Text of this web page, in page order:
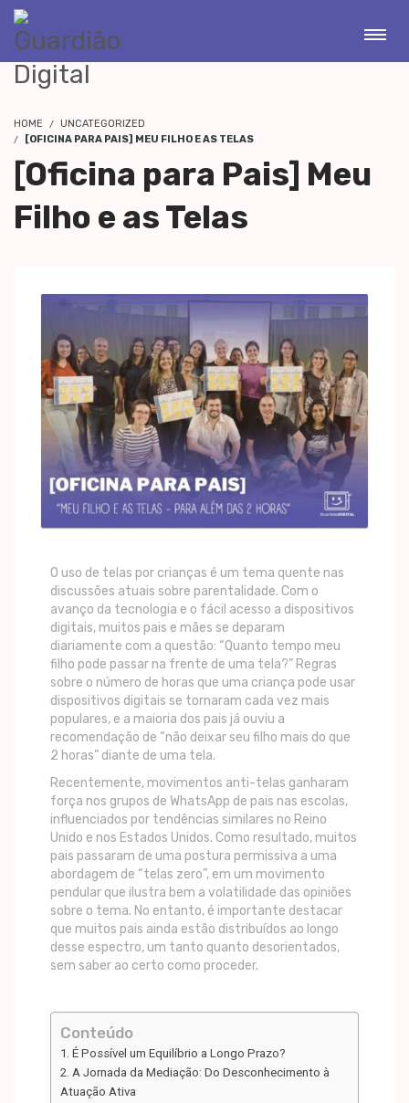
HOME
UNCATEGORIZED
[OFICINA PARA PAIS] MEU FILHO E AS TELAS
[Oficina para Pais] Meu
Filho e as Telas
O uso de telas por crianças é um tema quente nas
discussões atuais sobre parentalidade. Com o
avanço da tecnologia e o fácil acesso a dispositivos
digitais, muitos pais e mães se deparam
diariamente com a questão: “Quanto tempo meu
filho pode passar na frente de uma tela?” Regras
sobre o número de horas que uma criança pode usar
dispositivos digitais se tornaram cada vez mais
populares, e a maioria dos pais já ouviu a
recomendação de “não deixar seu filho mais do que
2 horas” diante de uma tela.
Recentemente, movimentos anti-telas ganharam
força nos grupos de WhatsApp de pais nas escolas,
influenciados por tendências similares no Reino
Unido e nos Estados Unidos. Como resultado, muitos
pais passaram de uma postura permissiva a uma
abordagem de “telas zero”, em um movimento
pendular que ilustra bem a volatilidade das opiniões
sobre o tema. No entanto, é importante destacar
que muitos pais ainda estão distribuídos ao longo
desse espectro, um tanto quanto desorientados,
sem saber ao certo como proceder.
Conteúdo
É Possível um Equilíbrio a Longo Prazo?
A Jornada da Mediação: Do Desconhecimento à
Atuação Ativa